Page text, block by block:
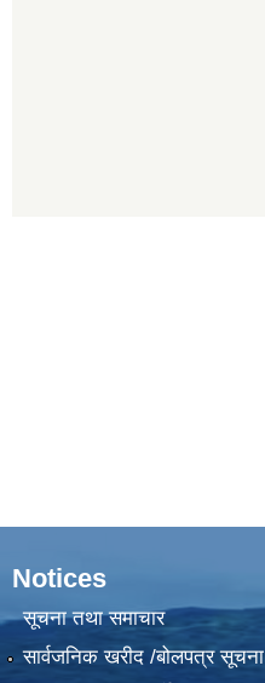
Notices
सूचना तथा समाचार
सार्वजनिक खरीद /बोलपत्र सूचना